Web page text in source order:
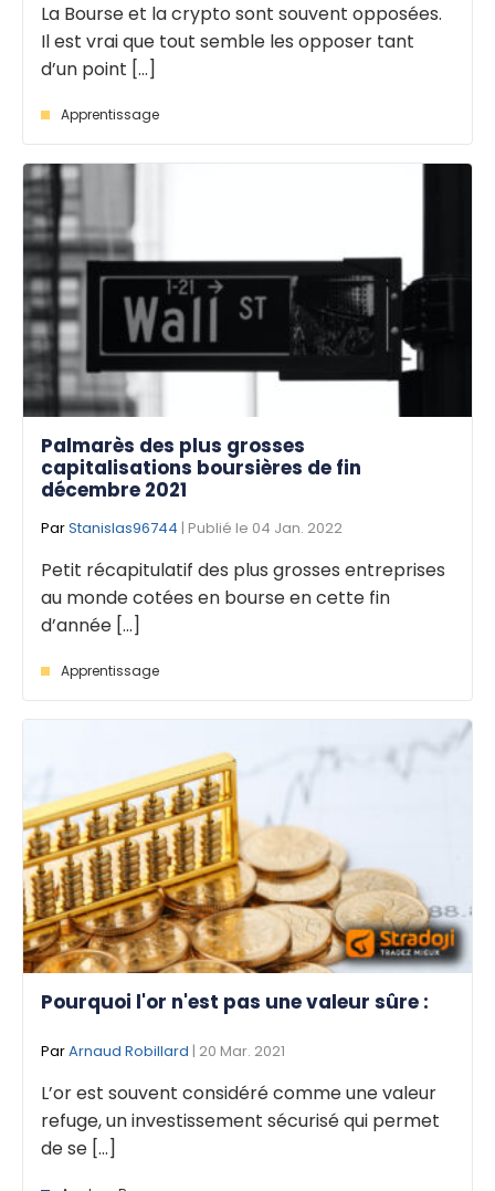
La Bourse et la crypto sont souvent opposées.
Il est vrai que tout semble les opposer tant
d’un point [...]
Apprentissage
Palmarès des plus grosses
capitalisations boursières de fin
décembre 2021
ParStanislas96744 | Publié le 04 Jan. 2022
Petit récapitulatif des plus grosses entreprises
au monde cotées en bourse en cette fin
d’année [...]
Apprentissage
Pourquoi l'or n'est pas une valeur sûre :
ParArnaud Robillard | 20 Mar. 2021
L’or est souvent considéré comme une valeur
refuge, un investissement sécurisé qui permet
de se [...]